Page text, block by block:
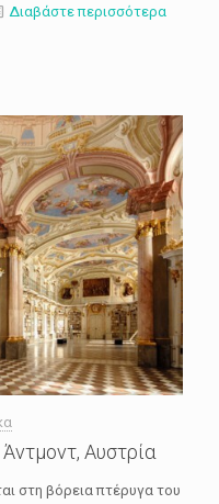
Διαβάστε περισσότερα
Αυστρία
στη βόρεια πτέρυγα του